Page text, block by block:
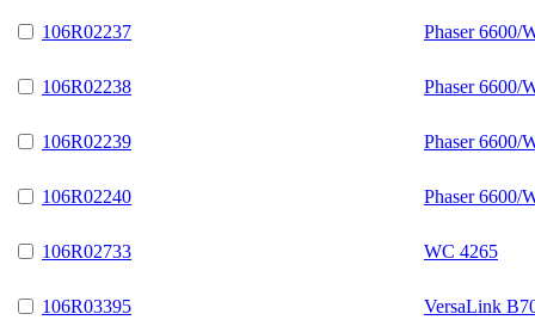
106R02237 Phaser 6600/
106R02238 Phaser 6600/
106R02239 Phaser 6600/
106R02240 Phaser 6600/
106R02733 WC 4265
106R03395 VersaLink